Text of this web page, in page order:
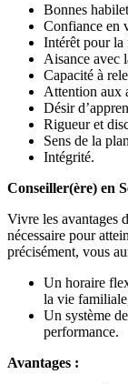
Bonnes
Confiance en
Intérêt pour la
Aisance avec
Capacité à
Attention aux
Désir
Rigueur et
Sens de la
Intégrité.
Conseiller(ère) en
Vivre les avantages
nécessaire pour
précisément, vous
Un horaire
la vie
Un système
performance.
Avantages :